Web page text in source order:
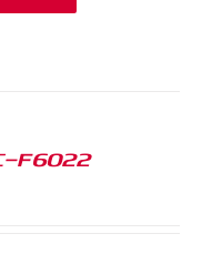
F6022